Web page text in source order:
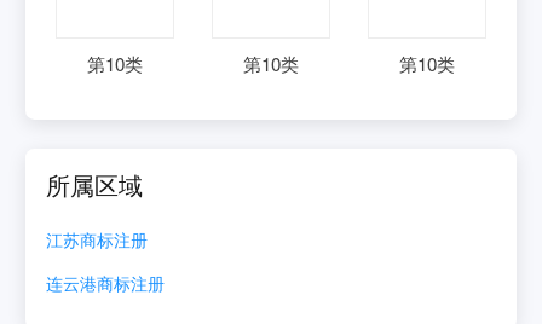
第10类 第10类 第10类
所属区域
江苏商标注册
连云港商标注册